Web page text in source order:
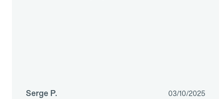
Serge P. 03/10/2025